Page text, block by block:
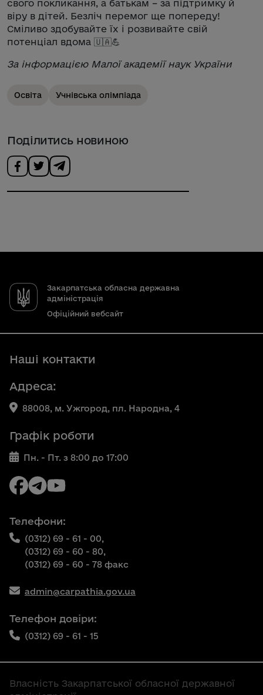
свого покликання, а батькам – за підтримку й
віру в дітей. Безліч перемог ще попереду!
Сміливо здобувайте їх і розвивайте свій
потенціал вдома 🇺🇦💪
За інформацією Малої академії наук України
Освіта Учнівська олімпіада
Поділитись новиною
Закарпатська обласна державна
адміністрація
Офіційний вебсайт
Наші контакти
Адреса:
88008, м. Ужгород, пл. Народна, 4
Графік роботи
Пн. - Пт. з 8:00 до 17:00
Телефони:
(0312) 69 - 61 - 00,
(0312) 69 - 60 - 80,
(0312) 69 - 60 - 78 факс
admin@carpathia.gov.ua
Телефон довіри:
(0312) 69 - 61 - 15
Власність Закарпатської обласної державної